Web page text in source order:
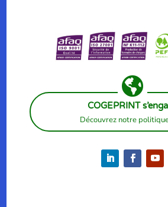

COGEPRINT
Découvrez notre